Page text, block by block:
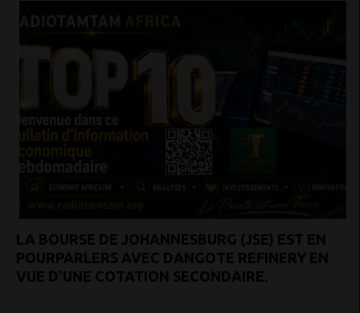
LA BOURSE DE JOHANNESBURG (JSE) EST EN
POURPARLERS AVEC DANGOTE REFINERY EN
VUE D'UNE COTATION SECONDAIRE.